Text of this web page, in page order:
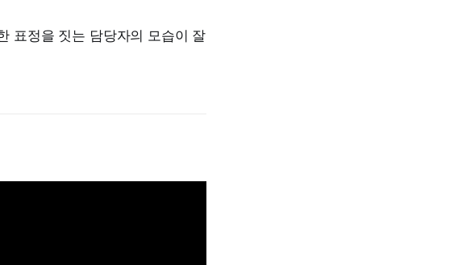
표정을 짓는 담당자의 모습이 잘